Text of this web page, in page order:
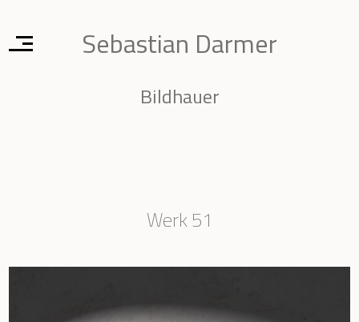
Sebastian Darmer
Bildhauer
Werk 51